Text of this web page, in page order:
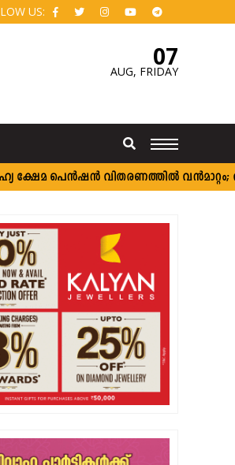
US:
07
AUG, FRIDAY
പെൻഷൻ വിതരണത്തിൽ വൻമാറ്റം;